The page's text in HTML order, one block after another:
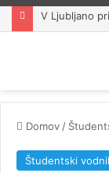
V Ljubljano
Domov /
Študentski